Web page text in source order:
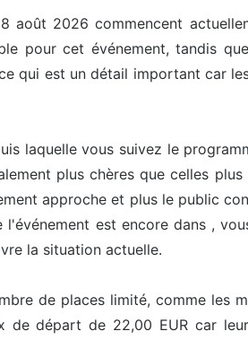
août 2026 commencent
pour cet événement, tandis
qui est un détail important car
laquelle vous suivez le
plus chères que celles
approche et plus le public
est encore dans ,
la situation actuelle.
de places limité, comme les
départ de 22,00 EUR car